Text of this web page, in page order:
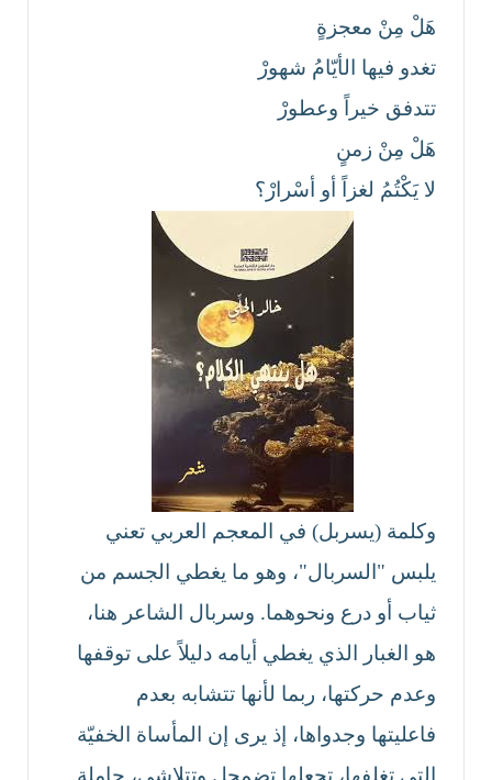
هَلْ مِنْ معجزةٍ
تغدو فيها الأيّامُ شهورْ
تتدفق خيراً وعطورْ
هَلْ مِنْ زمنٍ
لا يَكْتُمُ لغزاً أو أسْرارْ؟
وكلمة (يسربل) في المعجم العربي تعني
يلبس "السربال"، وهو ما يغطي الجسم من
ثياب أو درع ونحوهما. وسربال الشاعر هنا،
هو الغبار الذي يغطي أيامه دليلاً على توقفها
وعدم حركتها، ربما لأنها تتشابه بعدم
فاعليتها وجدواها، إذ يرى إن المأساة الخفيّة
التي تغلفها، تجعلها تضمحل وتتلاشى، حاملة